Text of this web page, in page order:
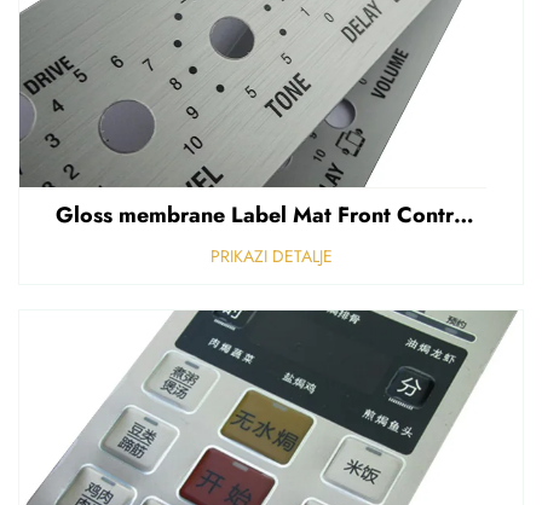
Gloss membrane Label Mat Front Control Panel Sticker Refuziran polikarbonat Grafički prekriven
PRIKAZI DETALJE